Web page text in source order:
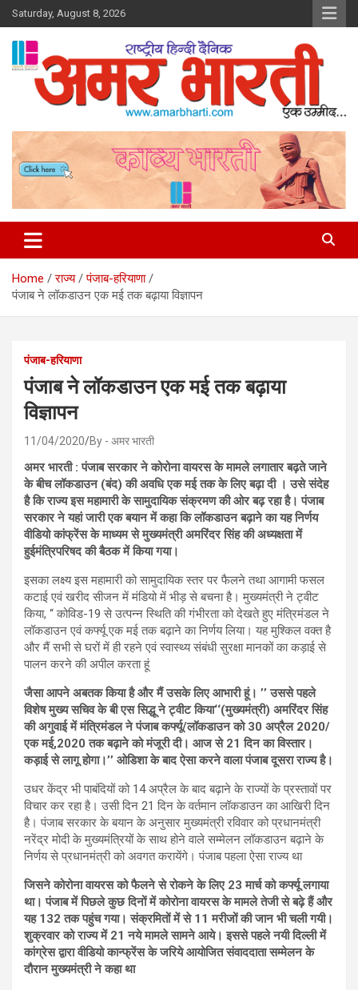
Skip
to
content
Saturday, August 8, 2026
Amar Bharti Media Group
Home राज्य
पंजाब-हरियाणा
पंजाब ने लॉकडाउन एक मई तक बढ़ाया विज्ञापन
पंजाब-हरियाणा
पंजाब ने लॉकडाउन एक मई तक बढ़ाया
विज्ञापन
11/04/2020 By - अमर भारती
अमर भारती : पंजाब सरकार ने कोरोना वायरस के मामले लगातार बढ़ते जाने
के बीच लॉकडाउन (बंद) की अवधि एक मई तक के लिए बढ़ा दी । उसे संदेह
है कि राज्य इस महामारी के सामुदायिक संक्रमण की ओर बढ़ रहा है। पंजाब
सरकार ने यहां जारी एक बयान में कहा कि लॉकडाउन बढ़ाने का यह निर्णय
वीडियो कांफ्रेंस के माध्यम से मुख्यमंत्री अमरिंदर सिंह की अध्यक्षता में
हुईमंत्रिपरिषद की बैठक में किया गया।
इसका लक्ष्य इस महामारी को सामुदायिक स्तर पर फैलने तथा आगामी फसल
कटाई एवं खरीद सीजन में मंडियो में भीड़ से बचना है। मुख्यमंत्री ने ट्वीट
किया, ‘‘ कोविड-19 से उत्पन्न स्थिति की गंभीरता को देखते हुए मंत्रिमंडल ने
लॉकडाउन एवं कर्फ्यू एक मई तक बढ़ाने का निर्णय लिया। यह मुश्किल वक्त है
और मैं सभी से घरों में ही रहने एवं स्वास्थ्य संबंधी सुरक्षा मानकों का कड़ाई से
पालन करने की अपील करता हूं
जैसा आपने अबतक किया है और मैं उसके लिए आभारी हूं। ’’ उससे पहले
विशेष मुख्य सचिव के बी एस सिद्धू ने ट्वीट किया‘‘(मुख्यमंत्री) अमरिंदर सिंह
की अगुवाई में मंत्रिमंडल ने पंजाब कर्फ्यू/लॉकडाउन को 30 अप्रैल 2020/
एक मई,2020 तक बढ़ाने को मंजूरी दी। आज से 21 दिन का विस्तार।
कड़ाई से लागू होगा।’’ ओडिशा के बाद ऐसा करने वाला पंजाब दूसरा राज्य है।
उधर केंद्र भी पाबंदियों को 14 अप्रैल के बाद बढ़ाने के राज्यों के प्रस्तावों पर
विचार कर रहा है। उसी दिन 21 दिन के वर्तमान लॉकडाउन का आखिरी दिन
है। पंजाब सरकार के बयान के अनुसार मुख्यमंत्री रविवार को प्रधानमंत्री
नरेंद्र मोदी के मुख्यमंत्रियों के साथ होने वाले सम्मेलन लॉकडाउन बढ़ाने के
निर्णय से प्रधानमंत्री को अवगत करायेंगे। पंजाब पहला ऐसा राज्य था
जिसने कोरोना वायरस को फैलने से रोकने के लिए 23 मार्च को कर्फ्यू लगाया
था। पंजाब में पिछले कुछ दिनों में कोरोना वायरस के मामले तेजी से बढ़े हैं और
यह 132 तक पहुंच गया। संक्रमितों में से 11 मरीजों की जान भी चली गयी।
शुक्रवार को राज्य में 21 नये मामले सामने आये। इससे पहले नयी दिल्ली में
कांग्रेस द्वारा वीडियो कान्फ्रेंस के जरिये आयोजित संवाददाता सम्मेलन के
दौरान मुख्यमंत्री ने कहा था